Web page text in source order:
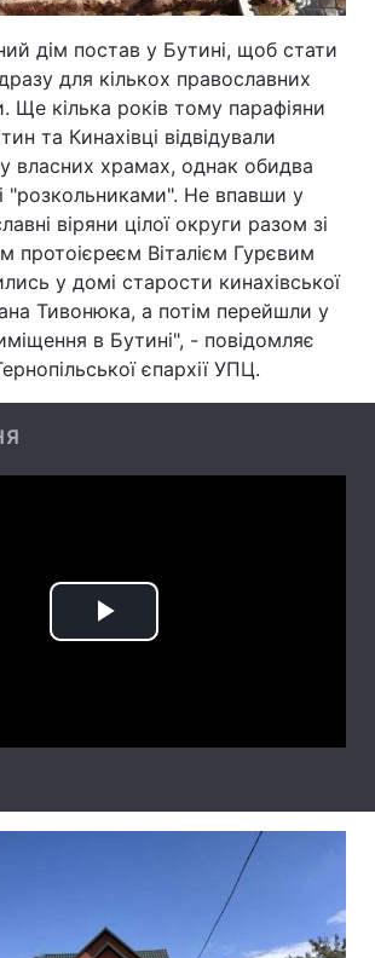
дім постав у Бутині, щоб стати
для кількох православних
Ще кілька років тому парафіяни
та Кинахівці відвідували
власних храмах, однак обидва
"розкольниками". Не впавши у
віряни цілої округи разом зі
протоієреєм Віталієм Гурєвим
у домі старости кинахівської
Тивонюка, а потім перейшли у
в Бутині", - повідомляє
єпархії УПЦ.
Play